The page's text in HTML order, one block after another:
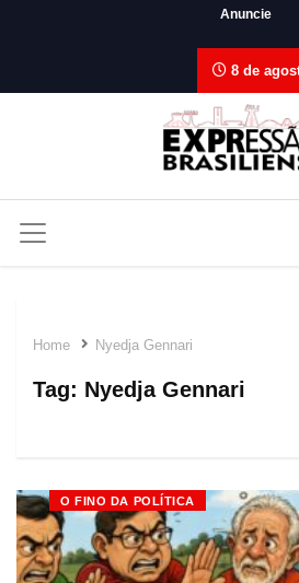
Anuncie
8 de
Home Nyedja Gennari
Tag: Nyedja Gennari
O FINO DA POLÍTICA